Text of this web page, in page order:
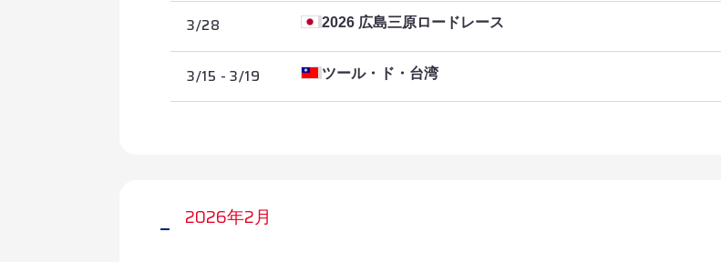
3/28 2026 広島三原ロードレース
3/15 - 3/19 ツール・ド・台湾
2026/3/17
2026年2月